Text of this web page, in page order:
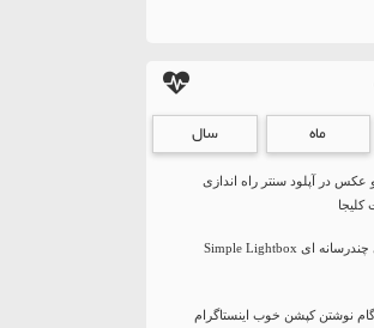
ماه سال
عکس در آپلود سنتر راه اندازی
کلیجا
اسکریپت گالری چندرسانه ای Simple Lightbox
گام نوشتن کپشن خوب اینستاگرام